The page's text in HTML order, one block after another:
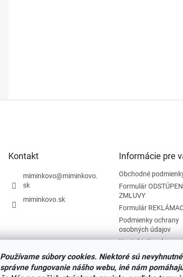
Používame súbory cookies. Niektoré sú
správne fungovanie nášho webu, iné nám
Kontakt
miminkovo@miminkovo.
sk
miminkovo.sk
Informácie pre
Obchodné
Formulár
ZMLUVY
Formulár
Podmienky ochrany
osobných údajov
Kontaktujte nás
Tabuľka veľkostí
Nariadenie SOI o